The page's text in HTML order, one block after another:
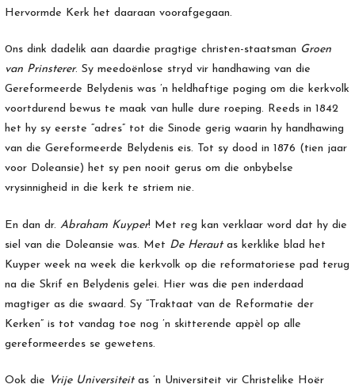
Hervormde Kerk het daaraan voorafgegaan.
0ns dink dadelik aan daardie pragtige christen-staatsman Groen
van Prinsterer. Sy meedoënlose stryd vir handhawing van die
Gereformeerde Belydenis was ’n heldhaftige poging om die kerkvolk
voortdurend bewus te maak van hulle dure roeping. Reeds in 1842
het hy sy eerste “adres” tot die Sinode gerig waarin hy handhawing
van die Gereformeerde Belydenis eis. Tot sy dood in 1876 (tien jaar
voor Doleansie) het sy pen nooit gerus om die onbybelse
vrysinnigheid in die kerk te striem nie.
En dan dr.Abraham Kuyper! Met reg kan verklaar word dat hy die
siel van die Doleansie was. Met De Herautas kerklike blad het
Kuyper week na week die kerkvolk op die reformatoriese pad terug
na die Skrif en Belydenis gelei. Hier was die pen inderdaad
magtiger as die swaard. Sy “Traktaat van de Reformatie der
Kerken” is tot vandag toe nog ’n skitterende appèl op alle
gereformeerdes se gewetens.
Ook die Vrije Universiteitas ’n Universiteit vir Christelike Hoër